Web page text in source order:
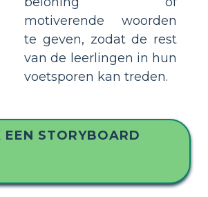
motiverende woorden
te geven, zodat de rest
van de leerlingen in hun
voetsporen kan treden.
EEN STORYBOARD